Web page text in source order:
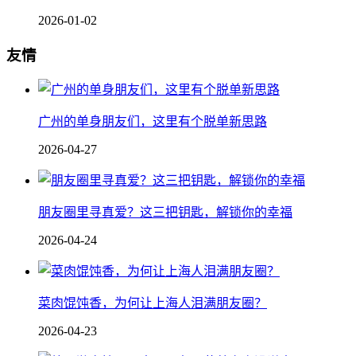
2026-01-02
友情
广州的单身朋友们，这里有个脱单新思路
2026-04-27
朋友圈里寻真爱？这三把钥匙，解锁你的幸福
2026-04-24
菜肉馄饨香，为何让上海人泪满朋友圈？
2026-04-23